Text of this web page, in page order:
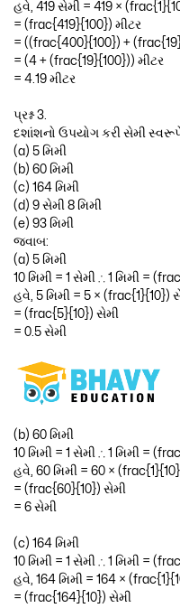
હવે, 419 સેમી = 419 ×
= (frac{419}{100}) મીટર
= ((frac{400}{100}) +
= (4 + (frac{19}{100})) મીટર
= 4.19 મીટર
પ્રશ્ન 3.
દશાંશનો ઉપયોગ કરી સેમી સ્વરૂપે
(a) 5 મિમી
(b) 60 મિમી
(c) 164 મિમી
(d) 9 સેમી 8 મિમી
(e) 93 મિમી
જવાબ:
(a) 5 મિમી
10 મિમી = 1 સેમી ∴ 1 મિમી =
હવે, 5 મિમી = 5 × (frac{1}{10})
= (frac{5}{10}) સેમી
= 0.5 સેમી
(b) 60 મિમી
10 મિમી = 1 સેમી ∴ 1 મિમી =
હવે, 60 મિમી = 60 ×
= (frac{60}{10}) સેમી
= 6 સેમી
(c) 164 મિમી
10 મિમી = 1 સેમી ∴ 1 મિમી =
હવે, 164 મિમી = 164 ×
= (frac{164}{10}) સેમી